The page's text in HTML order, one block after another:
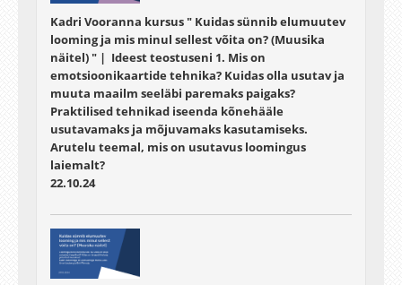
Kadri Vooranna kursus " Kuidas sünnib elumuutev
looming ja mis minul sellest võita on? (Muusika
näitel) " | Ideest teostuseni 1. Mis on
emotsioonikaartide tehnika? Kuidas olla usutav ja
muuta maailm seeläbi paremaks paigaks?
Praktilised tehnikad iseenda kõnehääle
usutavamaks ja mõjuvamaks kasutamiseks.
Arutelu teemal, mis on usutavus loomingus
laiemalt?
22.10.24